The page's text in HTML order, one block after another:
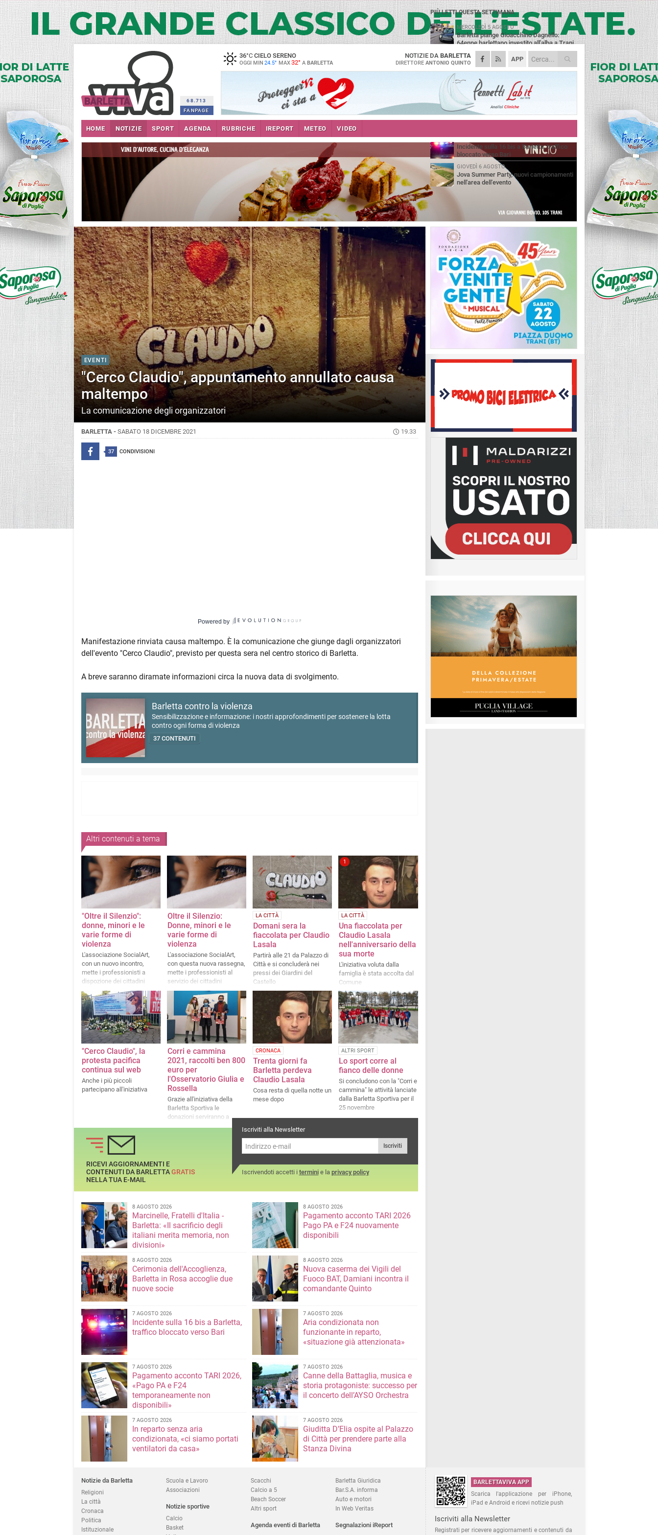
68.713
FANPAGE
36°CCIELO SERENO
OGGI MIN 24.5° MAX32° A BARLETTA
APP
NOTIZIE DA BARLETTA
DIRETTORE ANTONIO QUINTO
HOME NOTIZIE SPORT AGENDA RUBRICHE IREPORT METEO VIDEO
EVENTI
"Cerco Claudio", appuntamento annullato causa
maltempo
La comunicazione degli organizzatori
BARLETTA - SABATO 18 DICEMBRE 2021 19.33
37 CONDIVISIONI
Powered by
Manifestazione rinviata causa maltempo. È la comunicazione che giunge dagli organizzatori
dell'evento "Cerco Claudio", previsto per questa sera nel centro storico di Barletta.
​A breve saranno diramate informazioni circa la nuova data di svolgimento.
Barletta contro la violenza
Sensibilizzazione e informazione: i nostri approfondimenti per sostenere la lotta
contro ogni forma di violenza
37 CONTENUTI
Altri contenuti a tema
"Oltre il Silenzio":
donne, minori e le
varie forme di
violenza
L'associazione SocialArt,
con un nuovo incontro,
mette i professionisti a
dispozione dei cittadini
Oltre il Silenzio:
Donne, minori e le
varie forme di
violenza
L'associazione SocialArt,
con questa nuova rassegna,
mette i professionisti al
servizio dei cittadini
LA CITTÀ
Domani sera la
fiaccolata per Claudio
Lasala
Partirà alle 21 da Palazzo di
Città e si concluderà nei
pressi dei Giardini del
Castello
1
LA CITTÀ
Una fiaccolata per
Claudio Lasala
nell'anniversario della
sua morte
L'iniziativa voluta dalla
famiglia è stata accolta dal
Comune
"Cerco Claudio", la
protesta pacifica
continua sul web
Anche i più piccoli
partecipano all'iniziativa
Corri e cammina
2021, raccolti ben 800
euro per
l'Osservatorio Giulia e
Rossella
Grazie all'iniziativa della
Barletta Sportiva le
donazioni serviranno a
sostenere il percorso di una
CRONACA
Trenta giorni fa
Barletta perdeva
Claudio Lasala
Cosa resta di quella notte un
mese dopo
ALTRI SPORT
Lo sport corre al
fianco delle donne
Si concludono con la "Corri e
cammina" le attività lanciate
dalla Barletta Sportiva per il
25 novembre
Iscriviti alla Newsletter
Iscriviti
Iscrivendoti accetti i terminie la privacy policy
RICEVI AGGIORNAMENTI E
CONTENUTI DA BARLETTAGRATIS
NELLA TUA E-MAIL
8 AGOSTO 2026
Marcinelle, Fratelli d'Italia -
Barletta: «Il sacrificio degli
italiani merita memoria, non
divisioni»
8 AGOSTO 2026
Pagamento acconto TARI 2026
Pago PA e F24 nuovamente
disponibili
8 AGOSTO 2026
Cerimonia dell'Accoglienza,
Barletta in Rosa accoglie due
nuove socie
8 AGOSTO 2026
Nuova caserma dei Vigili del
Fuoco BAT, Damiani incontra il
comandante Quinto
7 AGOSTO 2026
Incidente sulla 16 bis a Barletta,
traffico bloccato verso Bari
7 AGOSTO 2026
Aria condizionata non
funzionante in reparto,
«situazione già attenzionata»
7 AGOSTO 2026
Pagamento acconto TARI 2026,
«Pago PA e F24
temporaneamente non
disponibili»
7 AGOSTO 2026
Canne della Battaglia, musica e
storia protagoniste: successo per
il concerto dell’AYSO Orchestra
7 AGOSTO 2026
In reparto senza aria
condizionata, «ci siamo portati
ventilatori da casa»
7 AGOSTO 2026
Giuditta D’Elia ospite al Palazzo
di Città per prendere parte alla
Stanza Divina
PIÙ LETTI QUESTA SETTIMANA
MERCOLEDÌ 5 AGOSTO
Barletta piange Gioacchino Dagnello:
64enne barlettano investito all'alba a Trani
GIOVEDÌ 6 AGOSTO
Il ricordo di "Cecco", il benzinaio col
sorriso: «Contava i giorni che lo
separavano dalla pensione»
MERCOLEDÌ 5 AGOSTO
Jova Summer Party, giovedì mattina
sopralluogo nell'area dell'evento
DOMENICA 2 AGOSTO
Beni confiscati alla mafia. Nasce il servizio
VENERDÌ 7 AGOSTO
Incidente sulla 16 bis a Barletta, traffico
bloccato verso Bari
GIOVEDÌ 6 AGOSTO
Jova Summer Party, nuovi campionamenti
nell'area dell'evento
Notizie da Barletta
Religioni
La città
Cronaca
Politica
Istituzionale
Scuola e Lavoro
Associazioni
Notizie sportive
Calcio
Basket
Scacchi
Calcio a 5
Beach Soccer
Altri sport
Agenda eventi di Barletta
Barletta Giuridica
Bar.S.A. informa
Auto e motori
In Web Veritas
Segnalazioni iReport
BARLETTAVIVA APP
Scarica l'applicazione per iPhone,
iPad e Android e ricevi notizie push
Iscriviti alla Newsletter
Registrati per ricevere aggiornamenti e contenuti da